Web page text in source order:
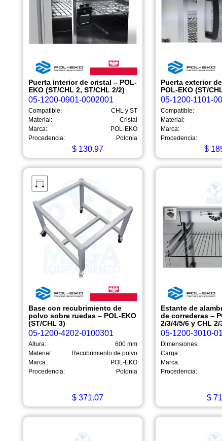
Puerta interior de cristal – POL-
EKO (ST/CHL 2, ST/CHL 2/2)
05-1200-0901-0002001
Compatible:
CHL y ST
Material:
Cristal
Marca:
POL-EKO
Procedencia:
Polonia
$ 130.97
Puerta exterior
POL-EKO (ST/
05-1200-1101-
Compatible:
Material:
Marca:
Procedencia:
$
Base con recubrimiento de
polvo sobre ruedas – POL-EKO
(ST/CHL 3)
05-1200-4202-0100301
Altura:
600 mm
Material:
Recubrimiento de polvo
Marca:
POL-EKO
Procedencia:
Polonia
$ 371.07
Estante de
de correderas –
2/3/4/5/6 y CHL 2/
05-1200-3010-
Dimensiones:
Carga:
Marca:
Procedencia:
$